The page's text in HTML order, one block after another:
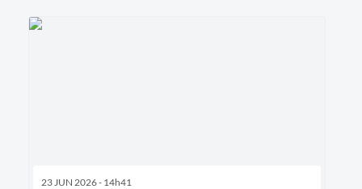
23 JUN 2026 - 14h41